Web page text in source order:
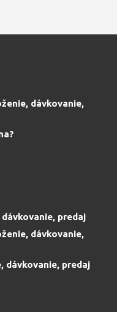
dávkovanie,
predaj
dávkovanie,
dávkovanie, predaj